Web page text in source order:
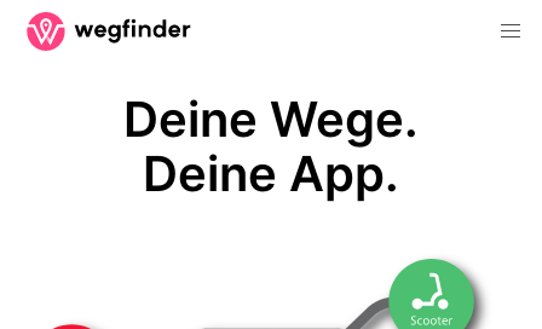
Deine Wege.
Deine App.